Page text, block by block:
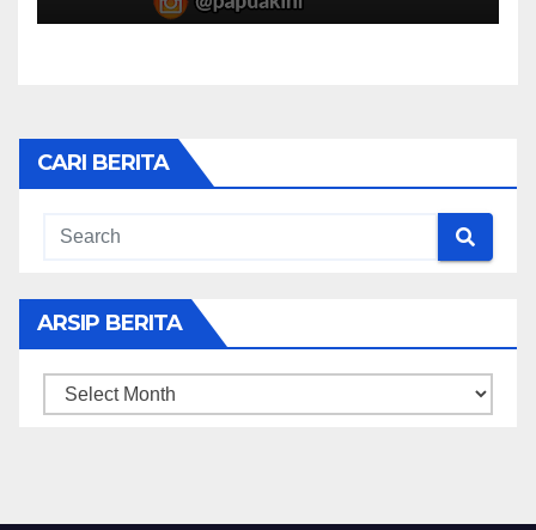
CARI BERITA
ARSIP BERITA
ARSIP